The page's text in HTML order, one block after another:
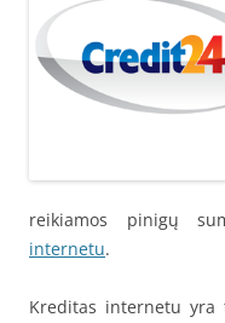
reikiamos pinigų
internetu.
Kreditas internetu yra